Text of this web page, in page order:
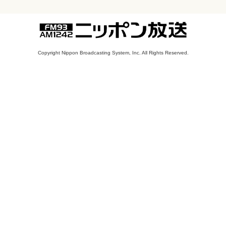
Copyright Nippon Broadcasting System, Inc. All Rights Reserved.